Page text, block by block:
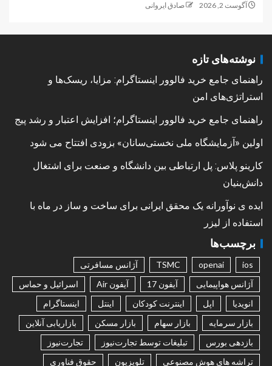
آگوست 2, 2026 صادق ایروانی
نوشته‌های تازه
راهنمای جامع خرید فالوور اینستاگرام: مزایا، ریسک‌ها و
استراتژی‌های امن
راهنمای جامع خرید فالوور اینستاگرام؛ افزایش اعتبار و رشد پیج
اولین «آزمایشگاه ملی نخستی‌سانان» بزودی افتتاح می شود
کارینو پلاس: پل ارتباطی بین دانشگاه و صنعت برای اشتغال
دانش‌بنیان
ایده ی نوآورانه یک محقق ایرانی برای ساخت و ساز در ماه با
استفاده از لیزر
برچسب‌ها
ios
openai
TSMC
آژانس مسافرتی
آژانس هواپیمایی
آیفون 17 آیفون Air
اسرائیل و حماس
انویدیا
اپل اینترنت کودکان اینتل
اینستاگرام
بازار سرمایه
بازار سهام بازار مسکن
بازاریابی آنلاین
بازدهی بورس
تبلیغات توسط تجارت‌نیوز
تجارت‌نیوز
تراشه های هوش مصنوعی
تلویزیون
حقوق فناوری